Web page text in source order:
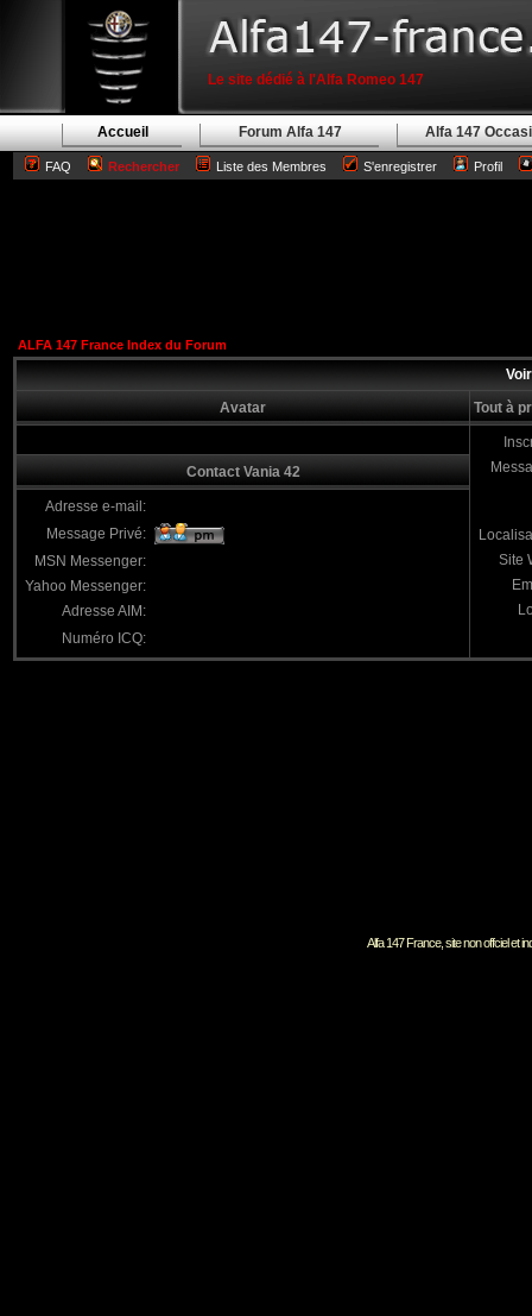
Le site dédié à l'Alfa Romeo 147
Accueil Forum Alfa 147 Alfa 147
FAQ Rechercher Liste des Membres S'enregistrer Profil
ALFA 147 France Index du Forum
Avatar
Tout à
Site
Contact Vania 42
Adresse e-mail:
Message Privé:
MSN Messenger:
Yahoo Messenger:
Adresse AIM:
Numéro ICQ:
Alfa 147 France, site non offciel et